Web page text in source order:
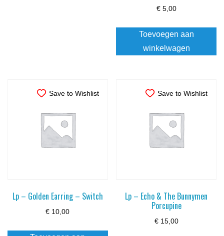
€5,00
Toevoegen aan
winkelwagen
Save to Wishlist
Lp – Golden Earring – Switch
€ 10,00
Save to Wishlist
Lp – Echo & The Bunnymen
Porcupine
€15,00